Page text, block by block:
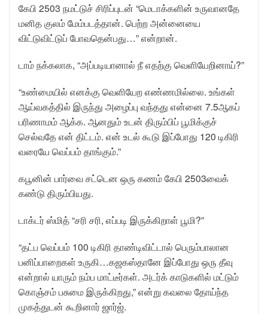
கேபி 2503 நமட்டுச் சிரிப்புடன் “மெடாக்களின் உருவானதே
மனித குலம் மேம்படத்தான். பெற்ற அன்னையை
விட்டுவிட்டுப் போவதென்பது…” என்றான்.
டாம் நக்கலாக, “அப்படியானால் நீ எதற்கு வெளியேறினாய்?”
“உண்மையில் எனக்கு வெளியேற எண்ணமில்லை. உங்கள்
ஆய்வகத்தில் இருந்து அழைப்பு வந்தது என்னை 7.5ஆகப்
பரிணாமம் ஆக்க. ஆனதும் உடன் திரும்பிப் பூமிக்குச்
செல்வதே என் திட்டம். என் உடல் கூடு இப்போது 120 டிகிரி
வரையே வெப்பம் தாங்கும்.”
கபூனின் பார்வை சட்டென ஒரு கணம் கேபி 2503வைக்
கண்டு திரும்பியது.
டாக்டர் ஸ்மித் “சரி சரி, எப்படி இருக்கிறாள் பூமி?”
“தட்ப வெப்பம் 100 டிகிரி தாண்டிவிட்டால் பெரும்பாலான
பனிப்பாறைகள் உருகி…கஜகஸ்தானே இப்போது ஒரு தீவு
என்றால் யாரும் நம்ப மாட்டீர்கள். அடர்க் காடுகளில் மட்டும்
கொஞ்சம் பசுமை இருக்கிறது,” என்று கவலை தோய்ந்த
முகத்துடன் கூறினார் ஜார்ஜ்.